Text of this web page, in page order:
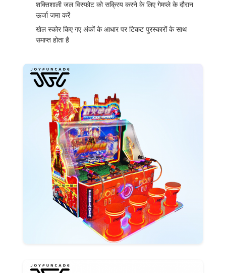
शक्तिशाली जल विस्फोट को सक्रिय करने के लिए गेमप्ले के दौरान
ऊर्जा जमा करें
खेल स्कोर किए गए अंकों के आधार पर टिकट पुरस्कारों के साथ
समाप्त होता है